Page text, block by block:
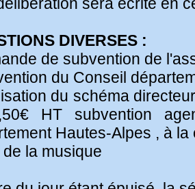
DIVERSES :
de subvention de
du Conseil
du schéma
HT subvention
Hautes-Alpes , à
de la musique